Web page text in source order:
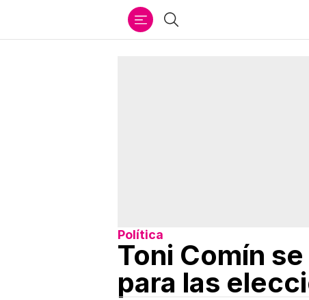
Buscar
Política
Toni Comín
para las